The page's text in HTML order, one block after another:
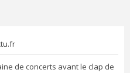
de concerts avant le clap de